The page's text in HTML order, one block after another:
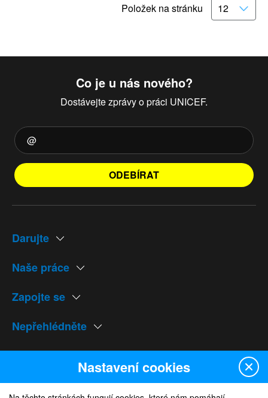
Položek na stránku
Co je u nás nového?
Dostávejte zprávy o práci UNICEF.
ODEBÍRAT
Darujte
Naše práce
Zapojte se
Nepřehlédněte
Naše weby
Nastavení cookies